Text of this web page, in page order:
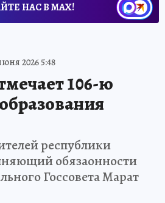
НАС В МАХ!
2026 5:48
106-ю
республики
обязаонности
Госсовета Марат